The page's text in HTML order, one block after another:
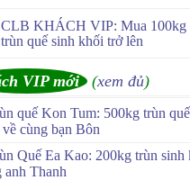
CLB KHÁCH VIP: Mua 100kg
trùn quế sinh khối trở lên
VIP mới (xem đủ)
quế Kon Tum: 500kg trùn
cùng bạn Bôn
Quế Ea Kao: 200kg trùn sinh
anh Thanh